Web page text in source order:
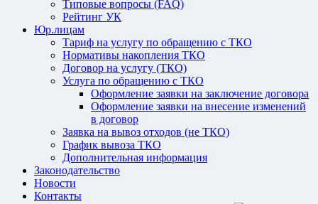
Типовые вопросы (FAQ)
Рейтинг УК
Юр.лицам
Тариф на услугу по обращению с ТКО
Нормативы накопления ТКО
Договор на услугу (ТКО)
Услуга по обращению с ТКО
Оформление заявки на заключение договора
Оформление заявки на внесение изменений
в договор
Заявка на вывоз отходов (не ТКО)
График вывоза ТКО
Дополнительная информация
Законодательство
Новости
Контакты